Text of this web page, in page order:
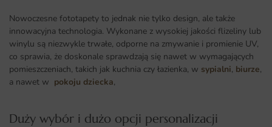
Nowoczesne fototapety to jednak nie tylko design, ale także
innowacyjna technologia. Wykonane z wysokiej jakości flizeliny lub
winylu są niezwykle trwałe, odporne na zmywanie i promienie UV,
co sprawia, że doskonale sprawdzają się nawet w wymagających
pomieszczeniach, takich jak kuchnia czy łazienka, w sypialni, biurze,
a nawet w pokoju dziecka,
Duży wybór i dużo opcji personalizacji ​